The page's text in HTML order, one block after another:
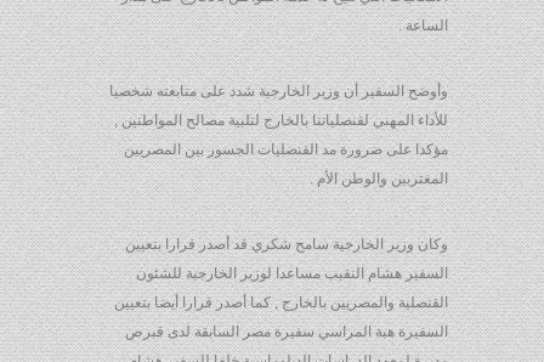
الساعة .
وأوضح السفير أن وزير الخارجية شدد على متابعته شخصيا
للأداء المهني لقنصلياتنا بالخارج لتلبية مصالح المواطنين ,
مؤكدا على ضرورة مد القنصليات الجسور بين المصريين
المغتربين والوطن الأم .
وكان وزير الخارجية سامح شكري قد أصدر قرارا بتعيين
السفير هشام النقيب مساعدا لوزير الخارجية للشئون
القنصلية والمصريين بالخارج , كما أصدر قرارا أيضا بتعيين
السفيرة هبة المراسي سفيرة مصر السابقة لدى قبرص